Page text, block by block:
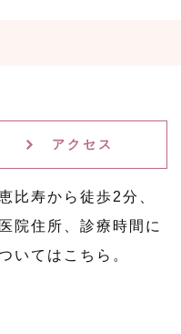
アクセス
比寿から徒歩2分、
医院住所、診療時間に
いてはこちら。